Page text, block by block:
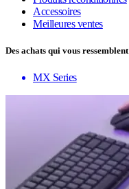
Accessoires
Meilleures ventes
Des achats qui vous ressemblent
MX Series